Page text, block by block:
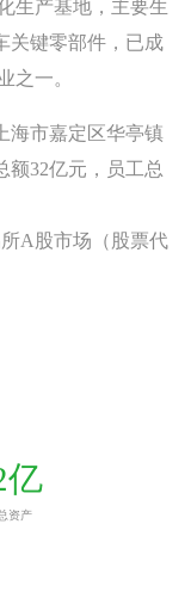
生产基地，主要生
关键零部件，已成
之一。
海市嘉定区华亭镇
额32亿元，员工总
A股市场（股票代
亿
资产